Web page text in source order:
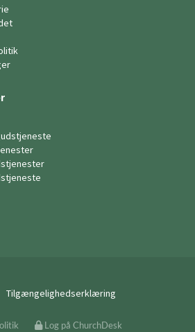
Tilgængelighedserklæring
Log på ChurchDesk